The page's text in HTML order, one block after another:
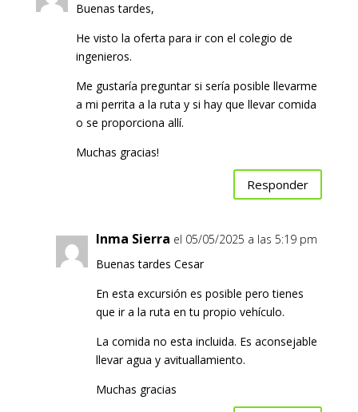
Buenas tardes,
He visto la oferta para ir con el colegio de
ingenieros.
Me gustaría preguntar si sería posible llevarme
a mi perrita a la ruta y si hay que llevar comida
o se proporciona allí.
Muchas gracias!
Responder
Inma Sierra el 05/05/2025 a las 5:19 pm
Buenas tardes Cesar
En esta excursión es posible pero tienes
que ir a la ruta en tu propio vehículo.
La comida no esta incluida. Es aconsejable
llevar agua y avituallamiento.
Muchas gracias